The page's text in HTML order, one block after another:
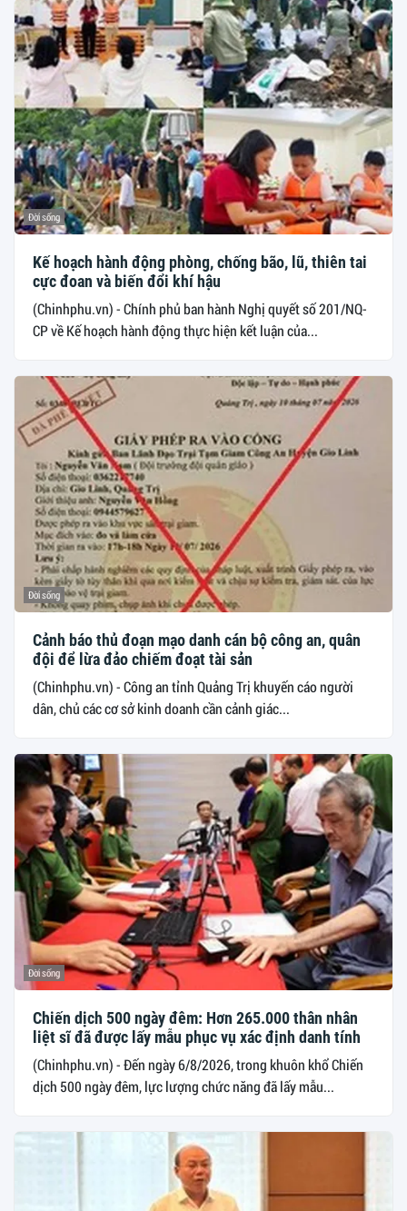
Đời sống
Kế hoạch hành động phòng, chống bão, lũ, thiên tai
cực đoan và biến đổi khí hậu
(Chinhphu.vn) - Chính phủ ban hành Nghị quyết số 201/NQ-
CP về Kế hoạch hành động thực hiện kết luận của...
Đời sống
Cảnh báo thủ đoạn mạo danh cán bộ công an, quân
đội để lừa đảo chiếm đoạt tài sản
(Chinhphu.vn) - Công an tỉnh Quảng Trị khuyến cáo người
dân, chủ các cơ sở kinh doanh cần cảnh giác...
Đời sống
Chiến dịch 500 ngày đêm: Hơn 265.000 thân nhân
liệt sĩ đã được lấy mẫu phục vụ xác định danh tính
(Chinhphu.vn) - Đến ngày 6/8/2026, trong khuôn khổ Chiến
dịch 500 ngày đêm, lực lượng chức năng đã lấy mẫu...